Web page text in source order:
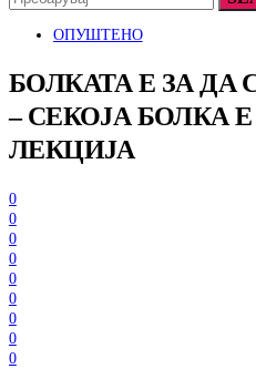
ОПУШТЕНО
БОЛКАТА Е ЗА ДА
– СЕКОЈА БОЛКА
ЛЕКЦИЈА
0
0
0
0
0
0
0
0
0